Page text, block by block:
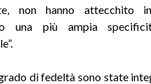
non hanno attecchito
una più ampia
di fedeltà sono state